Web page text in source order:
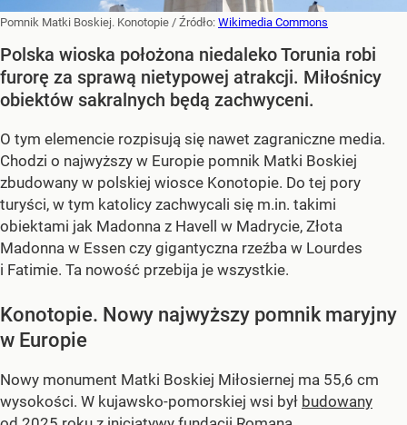
Pomnik Matki Boskiej. Konotopie / Źródło: Wikimedia Commons
Polska wioska położona niedaleko Torunia robi
furorę za sprawą nietypowej atrakcji. Miłośnicy
obiektów sakralnych będą zachwyceni.
O tym elemencie rozpisują się nawet zagraniczne media.
Chodzi o najwyższy w Europie pomnik Matki Boskiej
zbudowany w polskiej wiosce Konotopie. Do tej pory
turyści, w tym katolicy zachwycali się m.in. takimi
obiektami jak Madonna z Havell w Madrycie, Złota
Madonna w Essen czy gigantyczna rzeźba w Lourdes
i Fatimie. Ta nowość przebija je wszystkie.
Konotopie. Nowy najwyższy pomnik maryjny
w Europie
Nowy monument Matki Boskiej Miłosiernej ma 55,6 cm
wysokości. W kujawsko-pomorskiej wsi był budowany